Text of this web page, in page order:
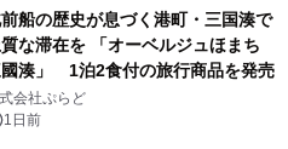
船の歴史が息づく港町・三国湊で
質な滞在を 「オーベルジュほまち
國湊」 1泊2食付の旅行商品を発売
会社ぷらど
1日前